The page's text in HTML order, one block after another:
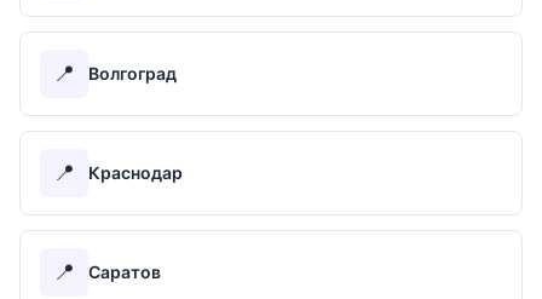
📍 Волгоград
📍 Краснодар
📍 Саратов